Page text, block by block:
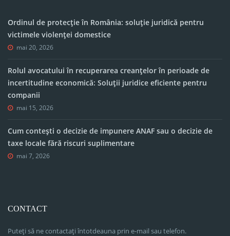
Ordinul de protecție în România: soluție juridică pentru
victimele violenței domestice
mai 20, 2026
Rolul avocatului în recuperarea creanțelor în perioade de
incertitudine economică: Soluții juridice eficiente pentru
companii
mai 15, 2026
Cum contești o decizie de impunere ANAF sau o decizie de
taxe locale fără riscuri suplimentare
mai 7, 2026
CONTACT
Puteți să ne contactați întotdeauna prin e-mail sau telefon.